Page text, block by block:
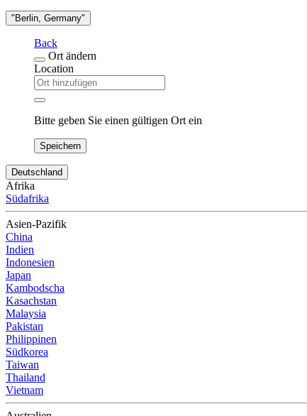
"Berlin, Germany"
Back
Ort ändern
Location
Bitte geben Sie einen gültigen Ort ein
Speichern
Deutschland
Afrika
Südafrika
Asien-Pazifik
China
Indien
Indonesien
Japan
Kambodscha
Kasachstan
Malaysia
Pakistan
Philippinen
Südkorea
Taiwan
Thailand
Vietnam